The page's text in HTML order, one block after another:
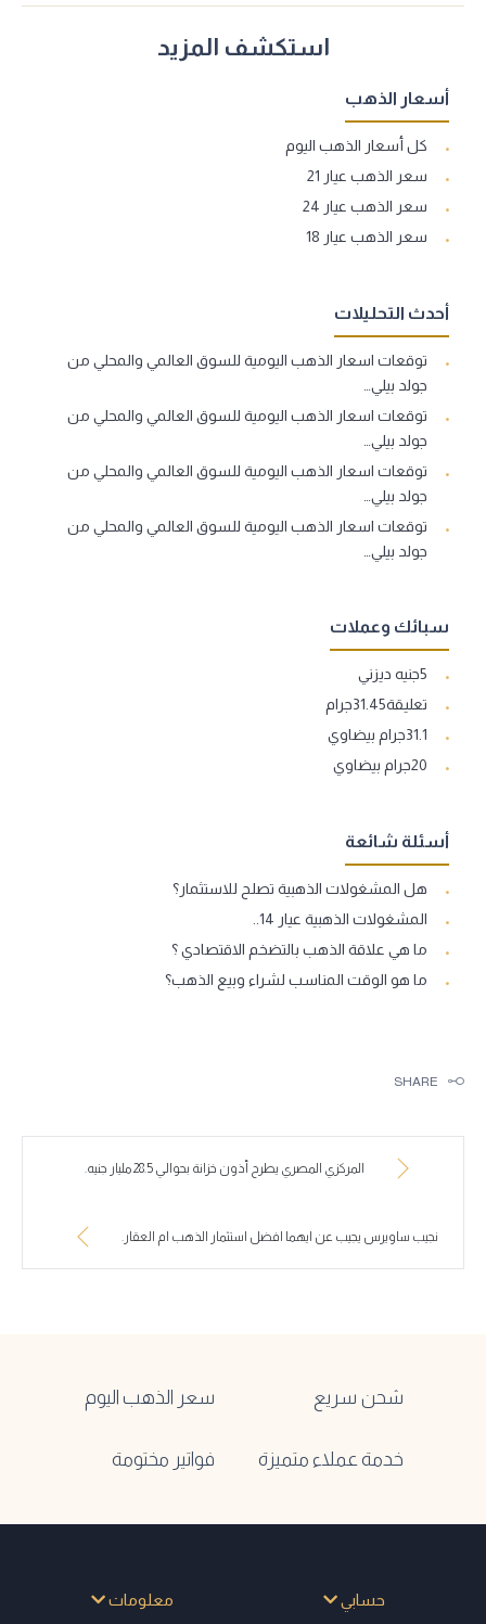
استكشف المزيد
أسعار الذهب
كل أسعار الذهب اليوم
سعر الذهب عيار 21
سعر الذهب عيار 24
سعر الذهب عيار 18
أحدث التحليلات
توقعات اسعار الذهب اليومية للسوق العالمي والمحلي من
جولد بيلي…
توقعات اسعار الذهب اليومية للسوق العالمي والمحلي من
جولد بيلي…
توقعات اسعار الذهب اليومية للسوق العالمي والمحلي من
جولد بيلي…
توقعات اسعار الذهب اليومية للسوق العالمي والمحلي من
جولد بيلي…
سبائك وعملات
5جنيه ديزني
تعليقة31.45جرام
31.1جرام بيضاوي
20جرام بيضاوي
أسئلة شائعة
هل المشغولات الذهبية تصلح للاستثمار؟
المشغولات الذهبية عيار 14..
ما هي علاقة الذهب بالتضخم الاقتصادي ؟
ما هو الوقت المناسب لشراء وبيع الذهب؟
SHARE
المركزي المصري يطرح أذون خزانة بحوالي 28.5 مليار جنيه.
نجيب ساويرس يجيب عن ايهما افضل استثمار الذهب ام العقار.
شحن سريع سعر الذهب اليوم
خدمة عملاء متميزة فواتير مختومة
حسابي معلومات